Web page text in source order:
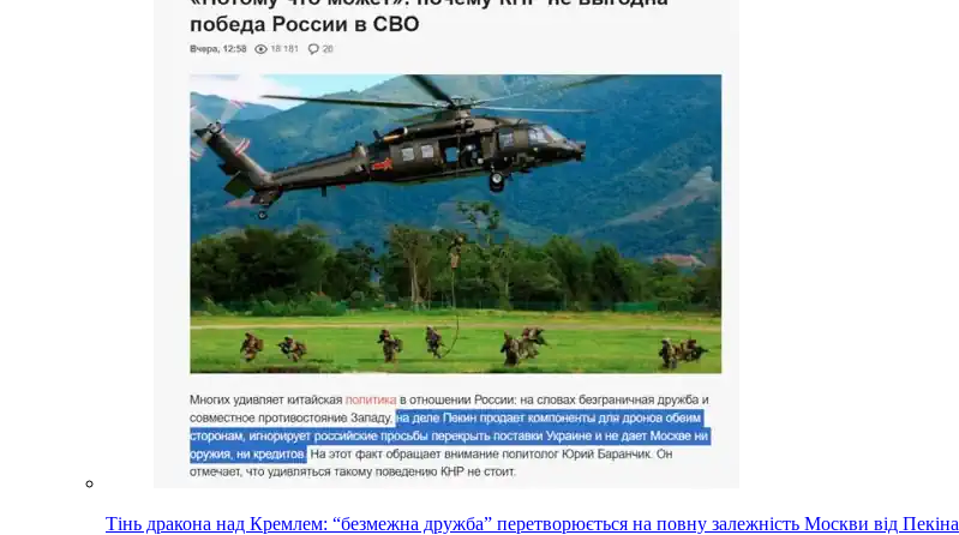
Тінь дракона над Кремлем: “безмежна дружба” перетворюється на повну залежність Москви від Пекіна